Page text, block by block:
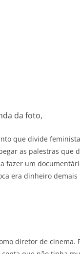
da foto,
que divide
as palestras que
fazer um
era dinheiro
diretor de cinema.